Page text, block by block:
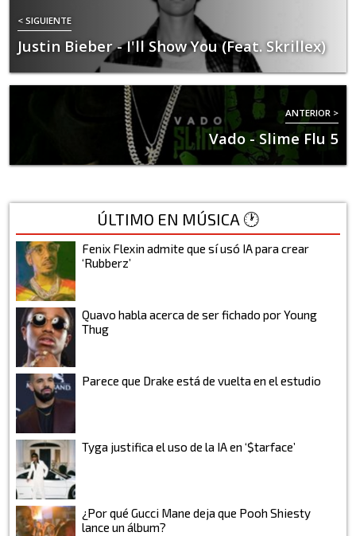
< SIGUIENTE
Justin Bieber - I'll Show You (Feat. Skrillex)
ANTERIOR >
Vado - Slime Flu 5
ÚLTIMO EN MÚSICA 🕐
Fenix Flexin admite que sí usó IA para crear
‘Rubberz’
Quavo habla acerca de ser fichado por Young
Thug
Parece que Drake está de vuelta en el estudio
Tyga justifica el uso de la IA en ‘$tarface’
¿Por qué Gucci Mane deja que Pooh Shiesty
lance un álbum?